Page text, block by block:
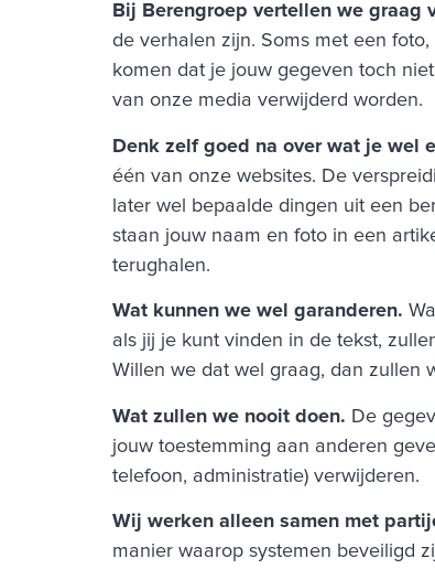
Bij Berengroep vertellen we graag
de verhalen zijn. Soms met een
komen dat je jouw gegeven toch
van onze media verwijderd worden.
Denk zelf goed na over wat je wel
één van onze websites. De
later wel bepaalde dingen uit een
staan jouw naam en foto in een
terughalen.
Wat kunnen we wel garanderen.
als jij je kunt vinden in de tekst,
Willen we dat wel graag, dan zullen
Wat zullen we nooit doen. De
jouw toestemming aan anderen
telefoon, administratie) verwijderen.
Wij werken alleen samen met
manier waarop systemen beveiligd